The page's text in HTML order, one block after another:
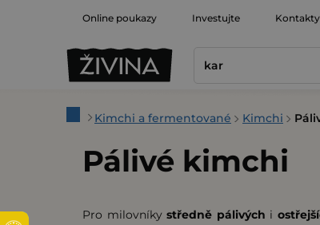
Online poukazy Investujte Kontakty
DomůKimchi a fermentované Kimchi
Pálivé kimchi
Pro milovníkystředně pálivých i